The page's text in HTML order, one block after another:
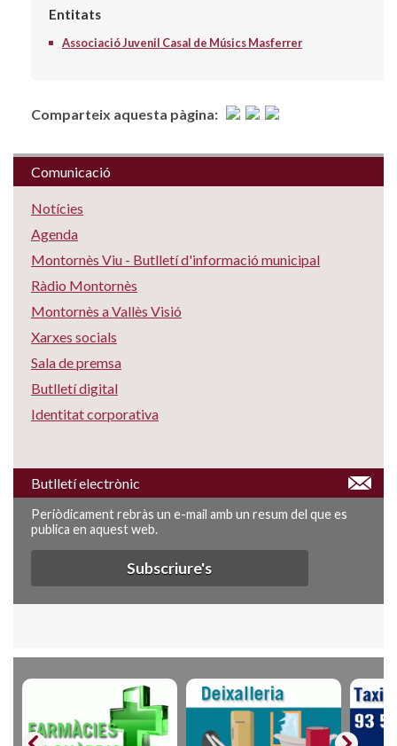
Entitats
Associació Juvenil Casal de Músics Masferrer
Comparteix aquesta pàgina:
Comunicació
Notícies
Agenda
Montornès Viu - Butlletí d'informació municipal
Ràdio Montornès
Montornès a Vallès Visió
Xarxes socials
Sala de premsa
Butlletí digital
Identitat corporativa
Butlletí electrònic
Periòdicament rebràs un e-mail amb un resum del que es
publica en aquest web.
Subscriure's